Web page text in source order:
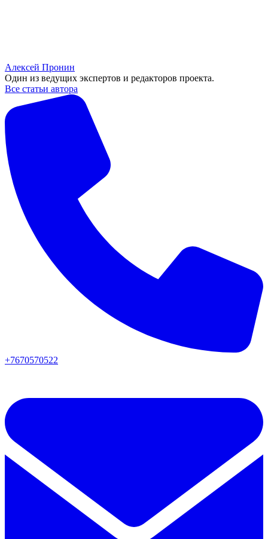
Алексей Пронин
Один из ведущих экспертов и редакторов проекта.
Все статьи автора
+7670570522